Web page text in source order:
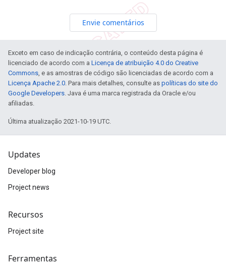
Envie comentários
Exceto em caso de indicação contrária, o conteúdo desta página é
licenciado de acordo com a Licença de atribuição 4.0 do Creative
Commons, e as amostras de código são licenciadas de acordo com a
Licença Apache 2.0. Para mais detalhes, consulte as políticas do site do
Google Developers. Java é uma marca registrada da Oracle e/ou
afiliadas.
Última atualização 2021-10-19 UTC.
Updates
Developer blog
Project news
Recursos
Project site
Ferramentas